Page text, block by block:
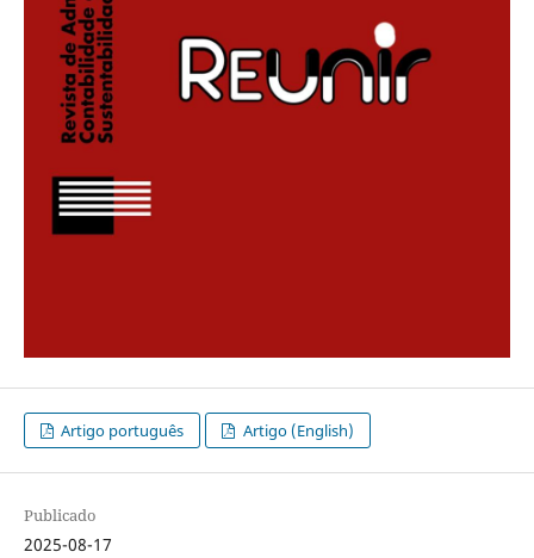
Artigo português Artigo (English)
Publicado
2025-08-17